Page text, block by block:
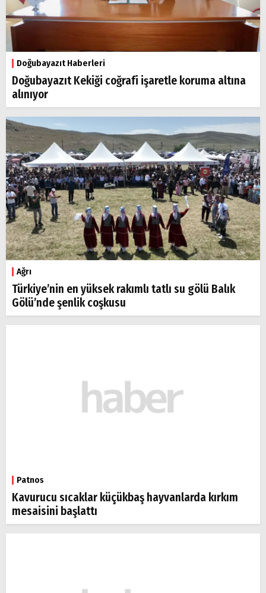
Doğubayazıt Haberleri
Doğubayazıt Kekiği coğrafi işaretle koruma altına
alınıyor
Ağrı
Türkiye’nin en yüksek rakımlı tatlı su gölü Balık
Gölü’nde şenlik coşkusu
Patnos
Kavurucu sıcaklar küçükbaş hayvanlarda kırkım
mesaisini başlattı